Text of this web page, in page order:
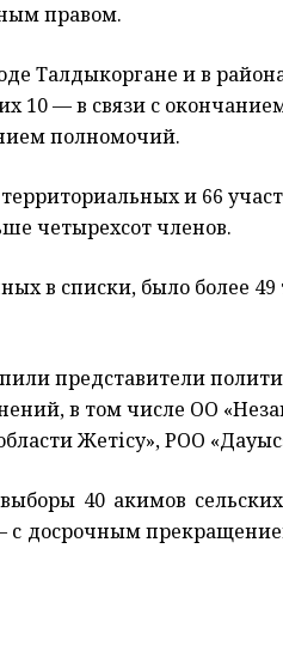
правом.
Талдыкоргане и в
10— в связи с
полномочий.
и 66
четырехсот членов.
в списки, было более
представители
в том числе ОО
Жетісу», РОО
40 акимов
с досрочным